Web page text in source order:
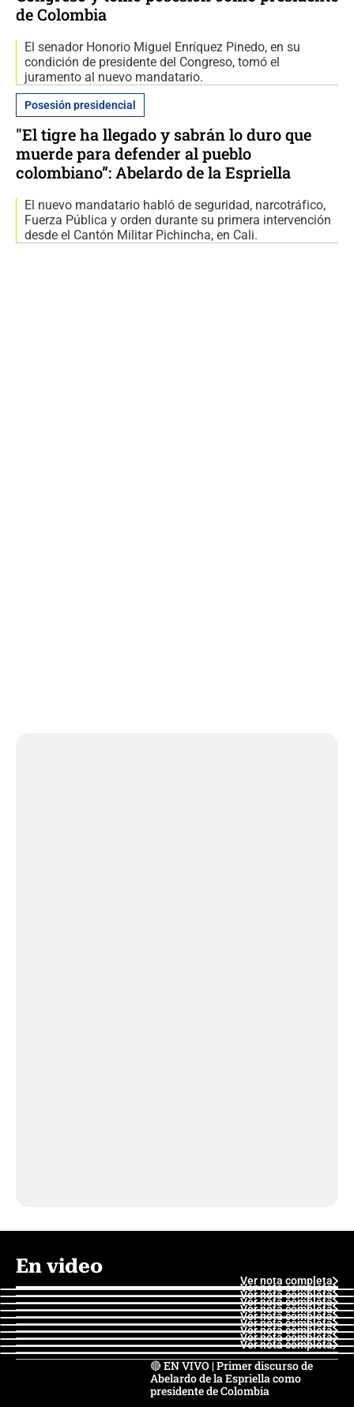
de Colombia
El senador Honorio Miguel Enríquez Pinedo, en su
condición de presidente del Congreso, tomó el
juramento al nuevo mandatario.
Posesión presidencial
"El tigre ha llegado y sabrán lo duro que
muerde para defender al pueblo
colombiano”: Abelardo de la Espriella
El nuevo mandatario habló de seguridad, narcotráfico,
Fuerza Pública y orden durante su primera intervención
desde el Cantón Militar Pichincha, en Cali.
En video
Ver nota completa
Ver nota completa
Ver nota completa
Ver nota completa
Ver nota completa
Ver nota completa
Ver nota completa
Ver nota completa
Ver nota completa
Ver nota completa
🔴 EN VIVO | Primer discurso de
Abelardo de la Espriella como
presidente de Colombia